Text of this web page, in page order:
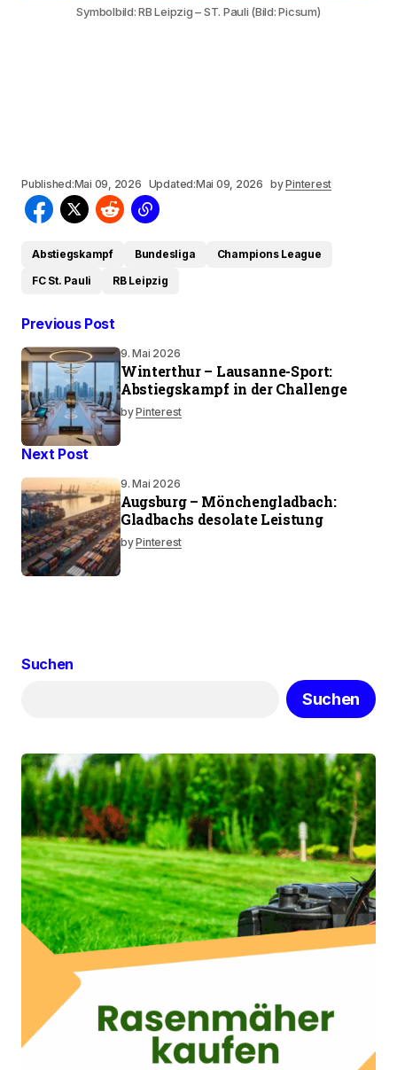
Symbolbild: RB Leipzig – ST. Pauli (Bild: Picsum)
Published:Mai 09, 2026 Updated:Mai 09, 2026 byPinterest
Abstiegskampf Bundesliga
Champions League
FC St. Pauli
RB Leipzig
Previous Post
9. Mai 2026
Winterthur – Lausanne-Sport:
Abstiegskampf in der Challenge
byPinterest
Next Post
9. Mai 2026
Augsburg – Mönchengladbach:
Gladbachs desolate Leistung
byPinterest
Suchen
Suchen